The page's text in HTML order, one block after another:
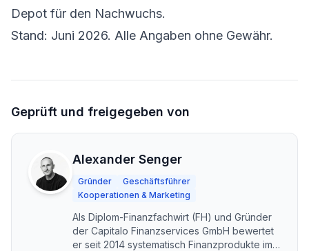
Depot für den Nachwuchs.
Stand: Juni 2026. Alle Angaben ohne Gewähr.
Geprüft und freigegeben von
Alexander Senger
Gründer
Geschäftsführer
Kooperationen & Marketing
Als Diplom-Finanzfachwirt (FH) und Gründer
der Capitalo Finanzservices GmbH bewertet
er seit 2014 systematisch Finanzprodukte im